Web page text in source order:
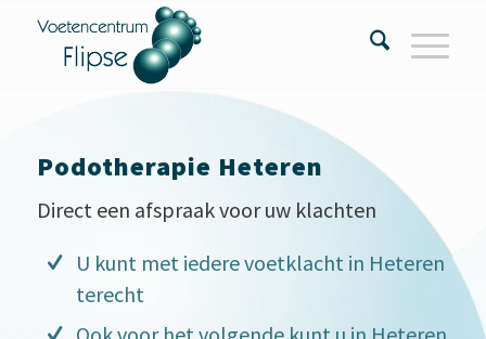
Podotherapie Heteren
Direct een afspraak voor uw klachten
U kunt met iedere voetklacht in Heteren
terecht